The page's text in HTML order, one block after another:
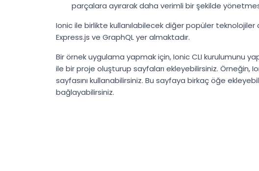
parçalara ayırarak daha verimli bir şekilde
Ionic ile birlikte kullanılabilecek diğer popüler teknolojiler
Express.js ve GraphQL yer almaktadır.
Bir örnek uygulama yapmak için, Ionic CLI kurulumunu
ile bir proje oluşturup sayfaları ekleyebilirsiniz. Örneğin,
sayfasını kullanabilirsiniz. Bu sayfaya birkaç öğe
bağlayabilirsiniz.